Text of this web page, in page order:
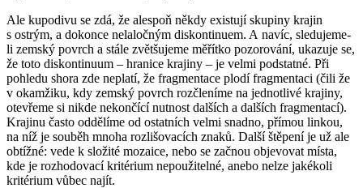
Ale kupodivu se zdá, že alespoň někdy existují skupiny krajin
s ostrým, a dokonce nelaločným diskontinuem. A navíc, sledujeme-
li zemský povrch a stále zvětšujeme měřítko pozorování, ukazuje se,
že toto diskontinuum – hranice krajiny – je velmi podstatné. Při
pohledu shora zde neplatí, že fragmentace plodí fragmentaci (čili že
v okamžiku, kdy zemský povrch rozčleníme na jednotlivé krajiny,
otevřeme si nikde nekončící nutnost dalších a dalších fragmentací).
Krajinu často oddělíme od ostatních velmi snadno, přímou linkou,
na níž je souběh mnoha rozlišovacích znaků. Další štěpení je už ale
obtížné: vede k složité mozaice, nebo se začnou objevovat místa,
kde je rozhodovací kritérium nepoužitelné, anebo nelze jakékoli
kritérium vůbec najít.